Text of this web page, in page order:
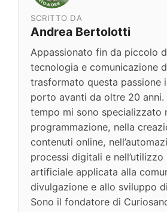
SCRITTO DA
Andrea Bertolotti
Appassionato fin da piccolo
tecnologia e comunicazione
trasformato questa passione
porto avanti da oltre 20 anni.
tempo mi sono specializzato
programmazione, nella
contenuti online,
processi digitali e nell’utilizzo
artificiale applicata alla
divulgazione e allo sviluppo
Sono il fondatore di